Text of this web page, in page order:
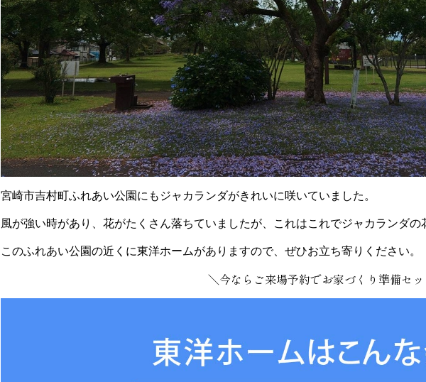
宮崎市吉村町ふれあい公園にもジャカランダがきれいに咲いていました。
風が強い時があり、花がたくさん落ちていましたが、これはこれでジャカランダの
このふれあい公園の近くに東洋ホームがありますので、ぜひお立ち寄りください。
＼今ならご来場予約でお家づくり準備セ